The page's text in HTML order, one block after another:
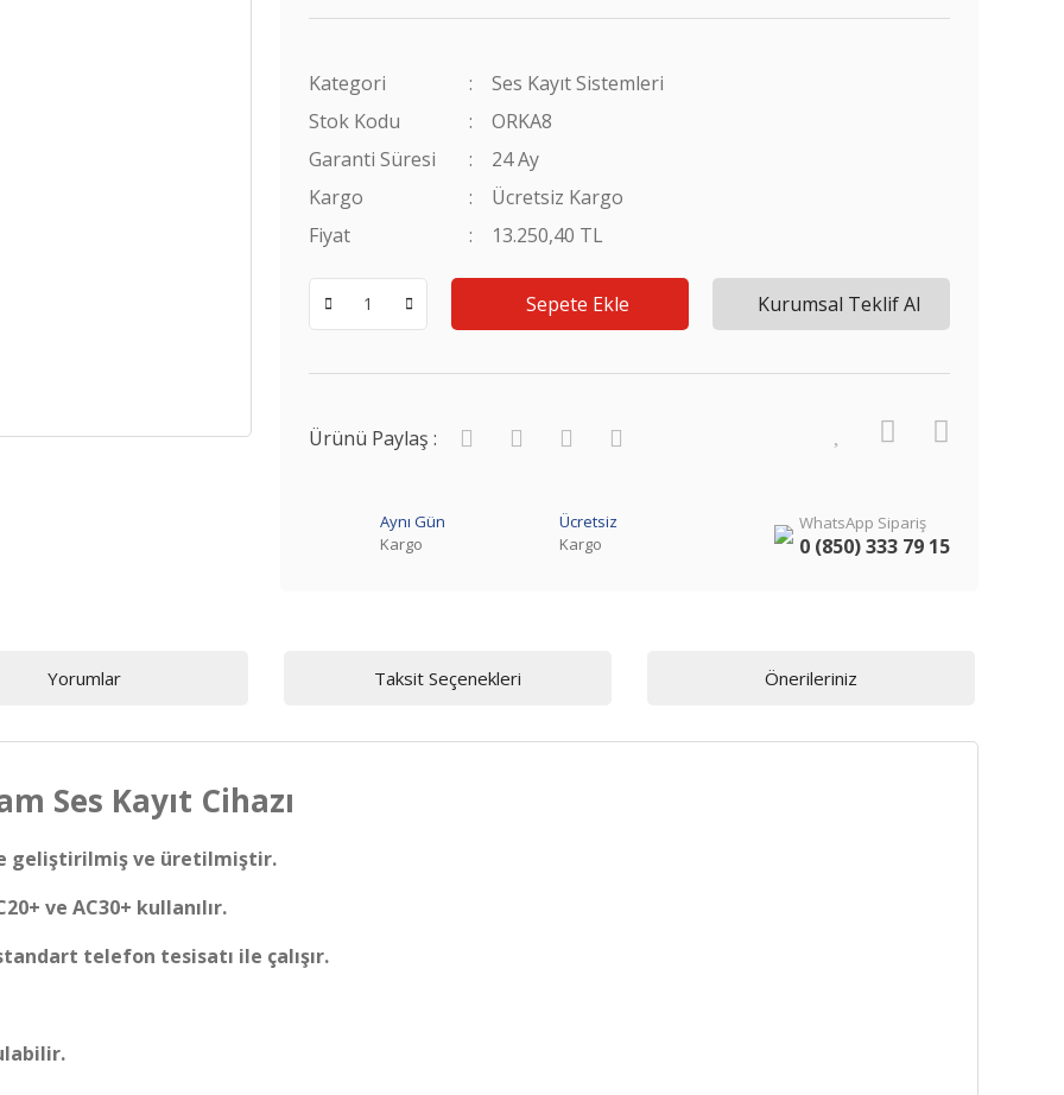
Kategori
Ses Kayıt Sistemleri
Stok Kodu
ORKA8
Garanti Süresi
24 Ay
Kargo
Ücretsiz Kargo
Fiyat
13.250,40 TL
Sepete Ekle Kurumsal Teklif Al
Ürünü Paylaş :
Aynı Gün
Kargo
Ücretsiz
Kargo
WhatsApp Sipariş
0 (850) 333 79 15
Yorumlar Taksit Seçenekleri Önerileriniz
Ses Kayıt Cihazı
geliştirilmiş ve üretilmiştir.
ve AC30+ kullanılır.
telefon tesisatı ile çalışır.